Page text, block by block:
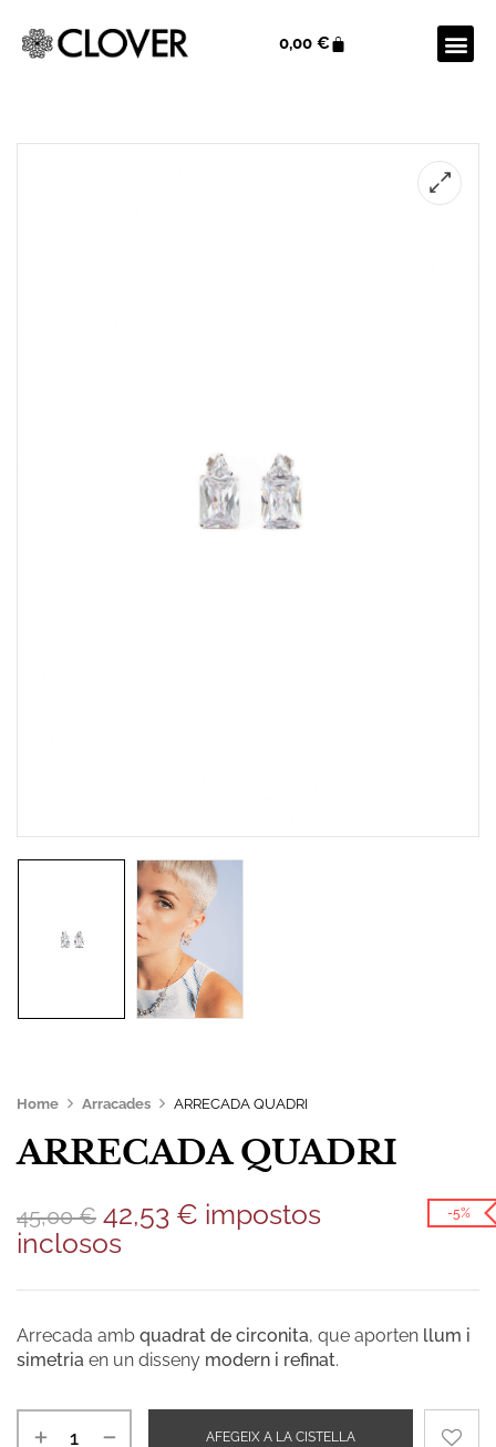
0,00 €
Home Arracades ARRECADA QUADRI
ARRECADA QUADRI
45,00€ 42,53 € impostos
inclosos
-5%
Arrecada amb quadrat de circonita, que aporten llum i
simetria en un disseny modern i refinat.
AFEGEIX A LA CISTELLA